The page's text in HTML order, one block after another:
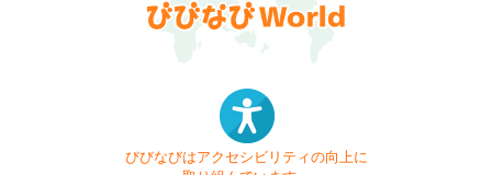
びびなびはアクセシビリティの向上に